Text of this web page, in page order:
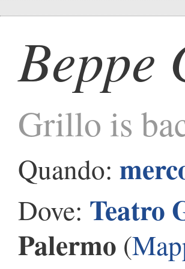
Grillo is
Quando:
Dove: Teatro
Palermo (